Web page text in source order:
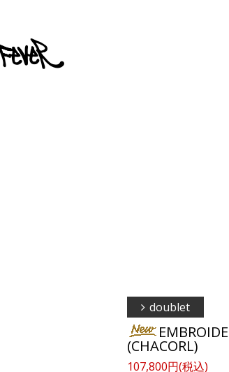
doublet
(CHACORL)
107,800円(税込)